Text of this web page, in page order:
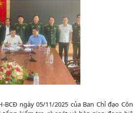
BCĐ ngày 05/11/2025 của Ban Chỉ đạo